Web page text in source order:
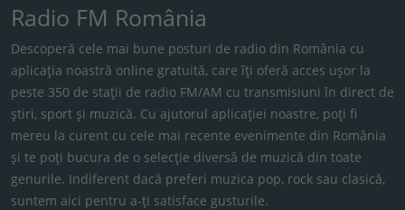
Radio FM România
Descoperă cele mai bune posturi de radio din România cu
aplicația noastră online gratuită, care îți oferă acces ușor la
peste 350 de stații de radio FM/AM cu transmisiuni în direct de
știri, sport și muzică. Cu ajutorul aplicației noastre, poți fi
mereu la curent cu cele mai recente evenimente din România
și te poți bucura de o selecție diversă de muzică din toate
genurile. Indiferent dacă preferi muzica pop, rock sau clasică,
suntem aici pentru a-ți satisface gusturile.